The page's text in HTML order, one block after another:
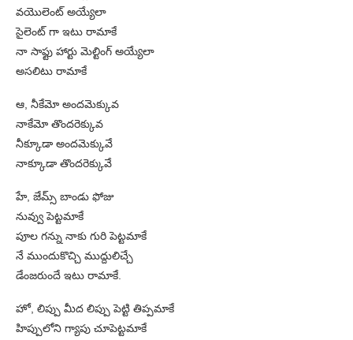
వయొలెంట్ అయ్యేలా
సైలెంట్ గా ఇటు రామాకే
నా సాఫ్టు హార్టు మెల్టింగ్ అయ్యేలా
అసలిటు రామాకే
ఆ, నీకేమో అందమెక్కువ
నాకేమో తొందరెక్కువ
నీక్కూడా అందమెక్కువే
నాక్కూడా తొందరెక్కువే
హే, జేమ్స్ బాండు ఫోజు
నువ్వు పెట్టమాకే
పూల గన్ను నాకు గురి పెట్టమాకే
నే ముందుకొచ్చి ముద్దులిచ్చే
డేంజరుందే ఇటు రామాకే.
హో, లిప్పు మీద లిప్పు పెట్టి తిప్పమాకే
హిప్పులోని గ్యాపు చూపెట్టమాకే